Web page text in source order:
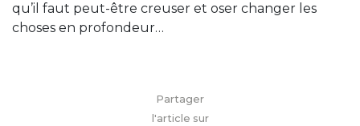
qu’il faut peut-être creuser et oser changer les
choses en profondeur…
Partager
l'article sur